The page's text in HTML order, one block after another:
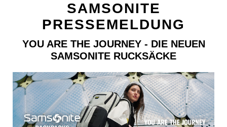
FIRST VIENNA FC 1894
EASYSTAFF
MINDFUL WOMEN'S CIRCLE
POSTSPORTVEREIN WIEN
MEDIA
PRESSEKONTAKT
SAMSONITE
PRESSEMELDUNG
YOU ARE THE JOURNEY - DIE NEUEN
SAMSONITE RUCKSÄCKE